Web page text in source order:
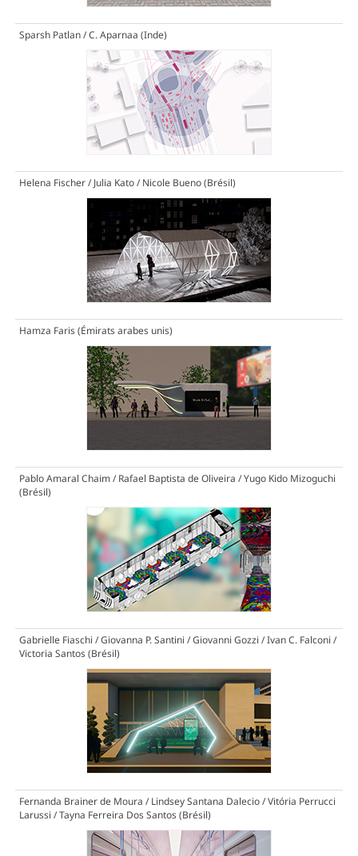
Sparsh Patlan / C. Aparnaa (Inde)
Helena Fischer / Julia Kato / Nicole Bueno (Brésil)
Hamza Faris (Émirats arabes unis)
Pablo Amaral Chaim / Rafael Baptista de Oliveira / Yugo Kido Mizoguchi
(Brésil)
Gabrielle Fiaschi / Giovanna P. Santini / Giovanni Gozzi / Ivan C. Falconi /
Victoria Santos (Brésil)
Fernanda Brainer de Moura / Lindsey Santana Dalecio / Vitória Perrucci
Larussi / Tayna Ferreira Dos Santos (Brésil)